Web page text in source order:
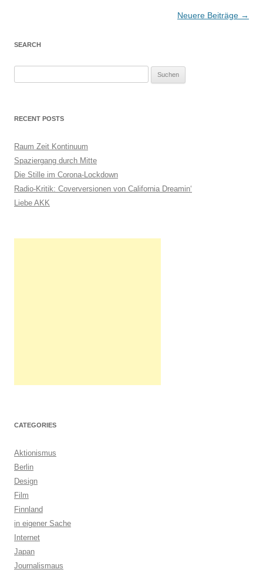
Neuere Beiträge →
SEARCH
h
n
n
a
c
h
RECENT POSTS
Raum Zeit Kontinuum
Spaziergang durch Mitte
Die Stille im Corona-Lockdown
Radio-Kritik: Coverversionen von California Dreamin‘
Liebe AKK
CATEGORIES
Aktionismus
Berlin
Design
Film
Finnland
in eigener Sache
Internet
Japan
Journalismaus